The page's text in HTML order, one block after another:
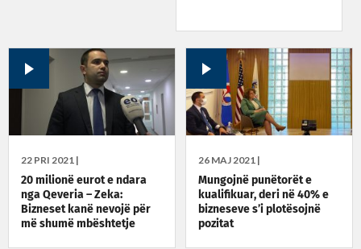
26 MAJ 2021 |
Mungojnë punëtorët e
kualifikuar, deri në 40% e
bizneseve s’i plotësojnë
pozitat
22 PRI 2021 |
20 milionë eurot e ndara
nga Qeveria – Zeka:
Bizneset kanë nevojë për
më shumë mbështetje